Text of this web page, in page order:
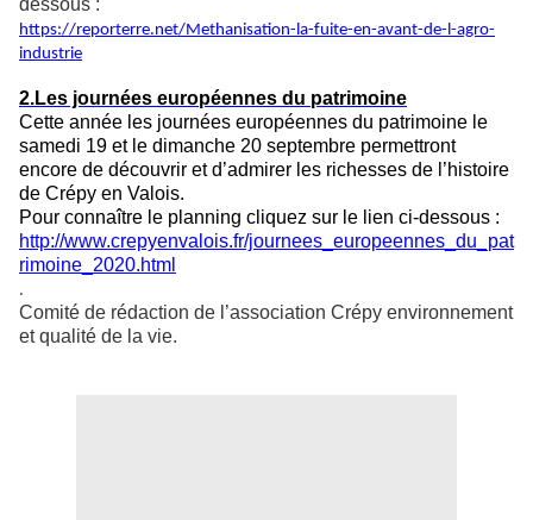
dessous :
https://reporterre.net/Methanisation-la-fuite-en-avant-de-l-agro-
industrie
2.Les journées européennes du patrimoine
Cette année les journées européennes du patrimoine le
samedi 19 et le dimanche 20 septembre permettront
encore de découvrir et d’admirer les richesses de l’histoire
de Crépy en Valois.
Pour connaître le planning cliquez sur le lien ci-dessous :
http://www.crepyenvalois.fr/journees_europeennes_du_pat
rimoine_2020.html
.
Comité de rédaction de l’association Crépy environnement
et qualité de la vie.